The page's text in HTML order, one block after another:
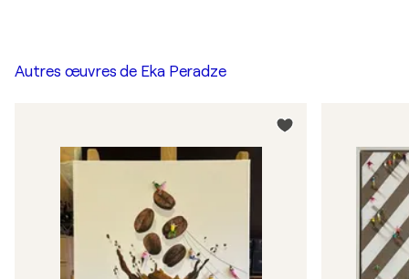
Autres œuvres de Eka Peradze